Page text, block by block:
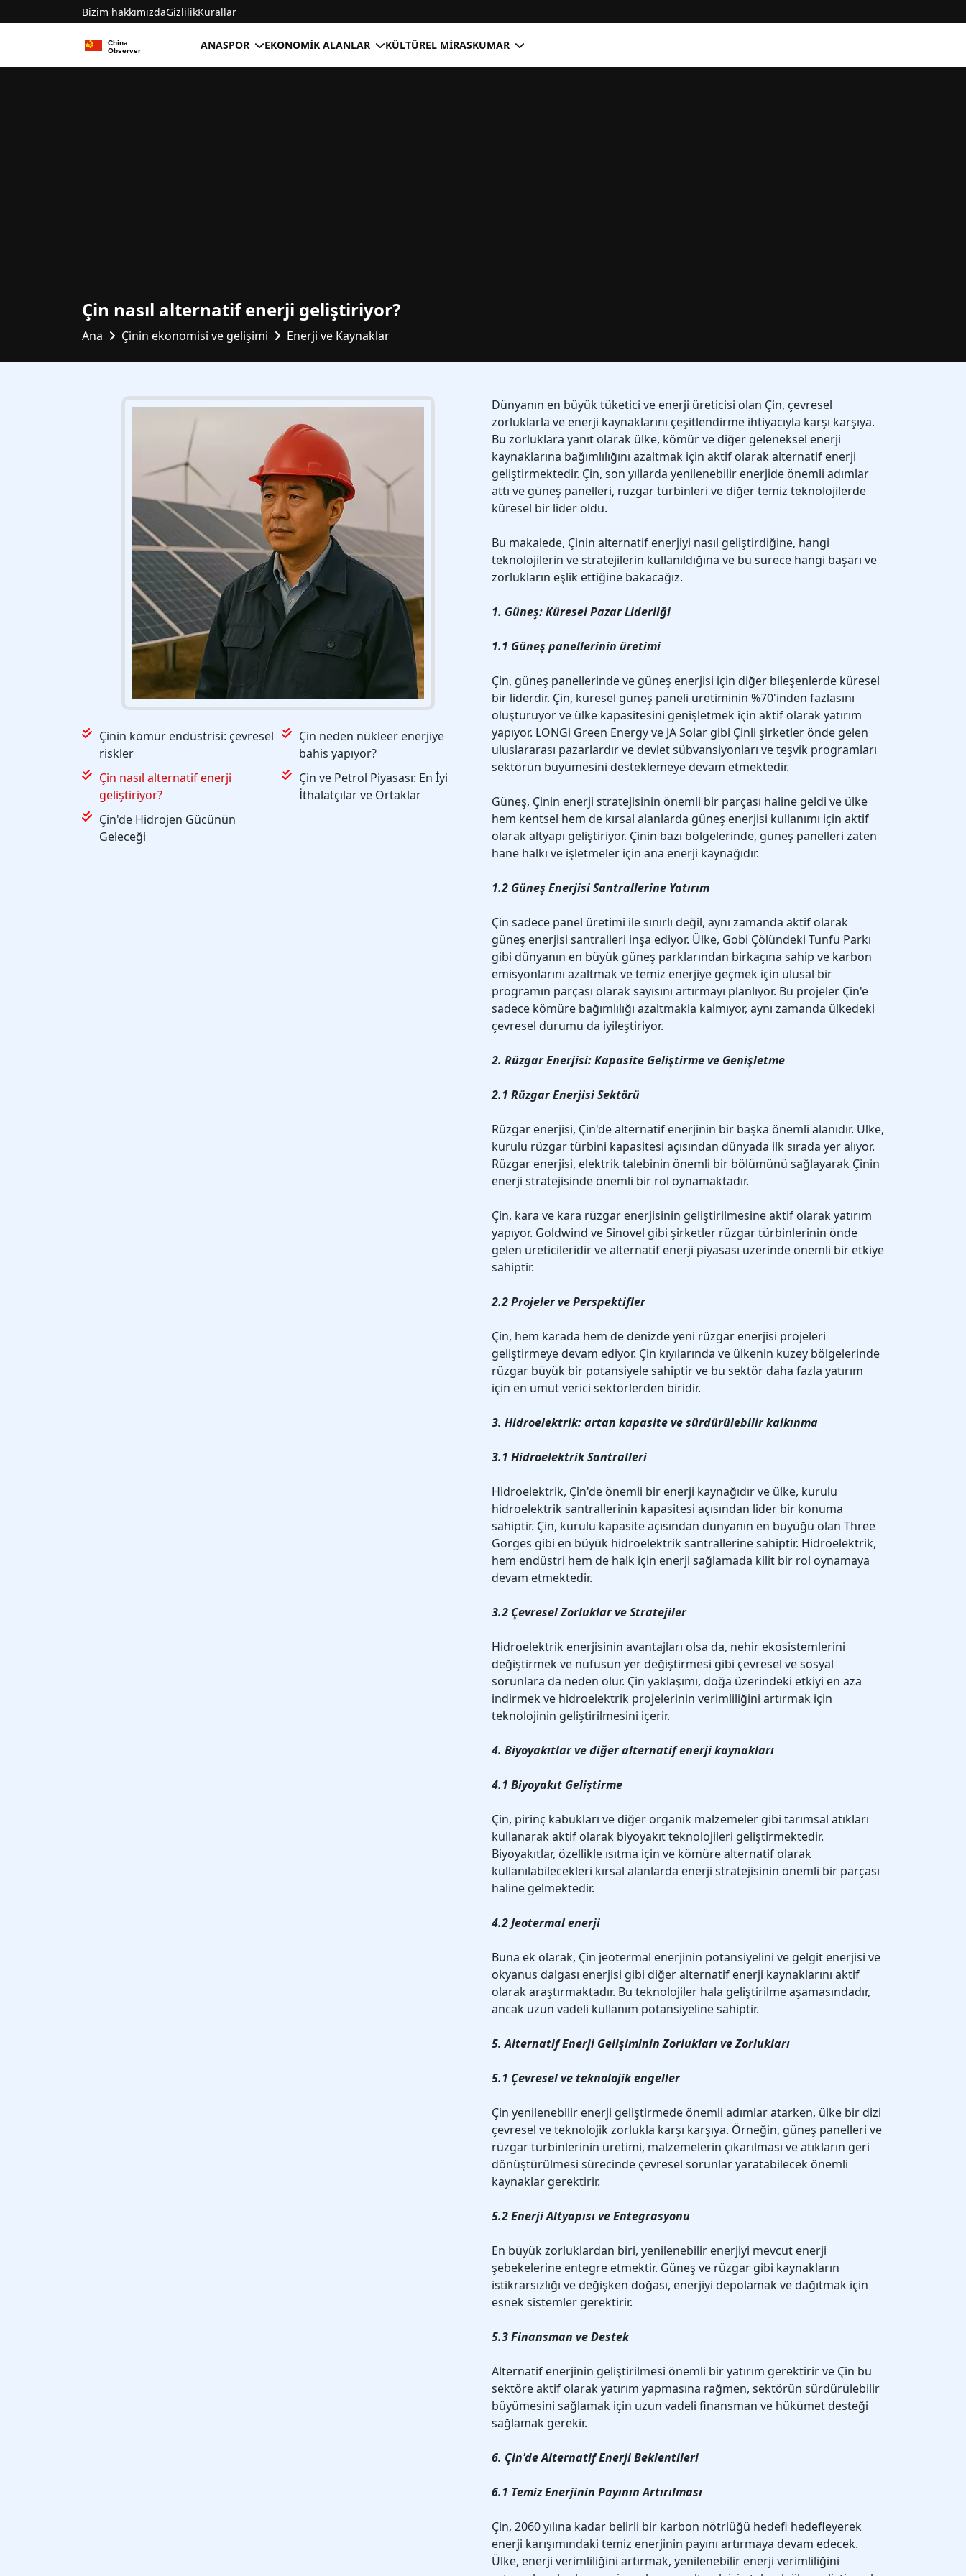
Bizim hakkımızdaGizlilikKurallar
ANASPOR EKONOMIK ALANLAR KÜLTÜREL MIRASKUMAR
Çin nasıl alternatif enerji geliştiriyor?
Ana Çinin ekonomisi ve gelişimi Enerji ve Kaynaklar
Çinin kömür endüstrisi: çevresel
riskler
Çin neden nükleer enerjiye
bahis yapıyor?
Çin nasıl alternatif enerji
geliştiriyor?
Çin ve Petrol Piyasası: En İyi
İthalatçılar ve Ortaklar
Çin'de Hidrojen Gücünün
Geleceği
Dünyanın en büyük tüketici ve enerji üreticisi olan Çin, çevresel
zorluklarla ve enerji kaynaklarını çeşitlendirme ihtiyacıyla karşı karşıya.
Bu zorluklara yanıt olarak ülke, kömür ve diğer geleneksel enerji
kaynaklarına bağımlılığını azaltmak için aktif olarak alternatif enerji
geliştirmektedir. Çin, son yıllarda yenilenebilir enerjide önemli adımlar
attı ve güneş panelleri, rüzgar türbinleri ve diğer temiz teknolojilerde
küresel bir lider oldu.
Bu makalede, Çinin alternatif enerjiyi nasıl geliştirdiğine, hangi
teknolojilerin ve stratejilerin kullanıldığına ve bu sürece hangi başarı ve
zorlukların eşlik ettiğine bakacağız.
1. Güneş: Küresel Pazar Liderliği
1.1 Güneş panellerinin üretimi
Çin, güneş panellerinde ve güneş enerjisi için diğer bileşenlerde küresel
bir liderdir. Çin, küresel güneş paneli üretiminin %70'inden fazlasını
oluşturuyor ve ülke kapasitesini genişletmek için aktif olarak yatırım
yapıyor. LONGi Green Energy ve JA Solar gibi Çinli şirketler önde gelen
uluslararası pazarlardır ve devlet sübvansiyonları ve teşvik programları
sektörün büyümesini desteklemeye devam etmektedir.
Güneş, Çinin enerji stratejisinin önemli bir parçası haline geldi ve ülke
hem kentsel hem de kırsal alanlarda güneş enerjisi kullanımı için aktif
olarak altyapı geliştiriyor. Çinin bazı bölgelerinde, güneş panelleri zaten
hane halkı ve işletmeler için ana enerji kaynağıdır.
1.2 Güneş Enerjisi Santrallerine Yatırım
Çin sadece panel üretimi ile sınırlı değil, aynı zamanda aktif olarak
güneş enerjisi santralleri inşa ediyor. Ülke, Gobi Çölündeki Tunfu Parkı
gibi dünyanın en büyük güneş parklarından birkaçına sahip ve karbon
emisyonlarını azaltmak ve temiz enerjiye geçmek için ulusal bir
programın parçası olarak sayısını artırmayı planlıyor. Bu projeler Çin'e
sadece kömüre bağımlılığı azaltmakla kalmıyor, aynı zamanda ülkedeki
çevresel durumu da iyileştiriyor.
2. Rüzgar Enerjisi: Kapasite Geliştirme ve Genişletme
2.1 Rüzgar Enerjisi Sektörü
Rüzgar enerjisi, Çin'de alternatif enerjinin bir başka önemli alanıdır. Ülke,
kurulu rüzgar türbini kapasitesi açısından dünyada ilk sırada yer alıyor.
Rüzgar enerjisi, elektrik talebinin önemli bir bölümünü sağlayarak Çinin
enerji stratejisinde önemli bir rol oynamaktadır.
Çin, kara ve kara rüzgar enerjisinin geliştirilmesine aktif olarak yatırım
yapıyor. Goldwind ve Sinovel gibi şirketler rüzgar türbinlerinin önde
gelen üreticileridir ve alternatif enerji piyasası üzerinde önemli bir etkiye
sahiptir.
2.2 Projeler ve Perspektifler
Çin, hem karada hem de denizde yeni rüzgar enerjisi projeleri
geliştirmeye devam ediyor. Çin kıyılarında ve ülkenin kuzey bölgelerinde
rüzgar büyük bir potansiyele sahiptir ve bu sektör daha fazla yatırım
için en umut verici sektörlerden biridir.
3. Hidroelektrik: artan kapasite ve sürdürülebilir kalkınma
3.1 Hidroelektrik Santralleri
Hidroelektrik, Çin'de önemli bir enerji kaynağıdır ve ülke, kurulu
hidroelektrik santrallerinin kapasitesi açısından lider bir konuma
sahiptir. Çin, kurulu kapasite açısından dünyanın en büyüğü olan Three
Gorges gibi en büyük hidroelektrik santrallerine sahiptir. Hidroelektrik,
hem endüstri hem de halk için enerji sağlamada kilit bir rol oynamaya
devam etmektedir.
3.2 Çevresel Zorluklar ve Stratejiler
Hidroelektrik enerjisinin avantajları olsa da, nehir ekosistemlerini
değiştirmek ve nüfusun yer değiştirmesi gibi çevresel ve sosyal
sorunlara da neden olur. Çin yaklaşımı, doğa üzerindeki etkiyi en aza
indirmek ve hidroelektrik projelerinin verimliliğini artırmak için
teknolojinin geliştirilmesini içerir.
4. Biyoyakıtlar ve diğer alternatif enerji kaynakları
4.1 Biyoyakıt Geliştirme
Çin, pirinç kabukları ve diğer organik malzemeler gibi tarımsal atıkları
kullanarak aktif olarak biyoyakıt teknolojileri geliştirmektedir.
Biyoyakıtlar, özellikle ısıtma için ve kömüre alternatif olarak
kullanılabilecekleri kırsal alanlarda enerji stratejisinin önemli bir parçası
haline gelmektedir.
4.2 Jeotermal enerji
Buna ek olarak, Çin jeotermal enerjinin potansiyelini ve gelgit enerjisi ve
okyanus dalgası enerjisi gibi diğer alternatif enerji kaynaklarını aktif
olarak araştırmaktadır. Bu teknolojiler hala geliştirilme aşamasındadır,
ancak uzun vadeli kullanım potansiyeline sahiptir.
5. Alternatif Enerji Gelişiminin Zorlukları ve Zorlukları
5.1 Çevresel ve teknolojik engeller
Çin yenilenebilir enerji geliştirmede önemli adımlar atarken, ülke bir dizi
çevresel ve teknolojik zorlukla karşı karşıya. Örneğin, güneş panelleri ve
rüzgar türbinlerinin üretimi, malzemelerin çıkarılması ve atıkların geri
dönüştürülmesi sürecinde çevresel sorunlar yaratabilecek önemli
kaynaklar gerektirir.
5.2 Enerji Altyapısı ve Entegrasyonu
En büyük zorluklardan biri, yenilenebilir enerjiyi mevcut enerji
şebekelerine entegre etmektir. Güneş ve rüzgar gibi kaynakların
istikrarsızlığı ve değişken doğası, enerjiyi depolamak ve dağıtmak için
esnek sistemler gerektirir.
5.3 Finansman ve Destek
Alternatif enerjinin geliştirilmesi önemli bir yatırım gerektirir ve Çin bu
sektöre aktif olarak yatırım yapmasına rağmen, sektörün sürdürülebilir
büyümesini sağlamak için uzun vadeli finansman ve hükümet desteği
sağlamak gerekir.
6. Çin'de Alternatif Enerji Beklentileri
6.1 Temiz Enerjinin Payının Artırılması
Çin, 2060 yılına kadar belirli bir karbon nötrlüğü hedefi hedefleyerek
enerji karışımındaki temiz enerjinin payını artırmaya devam edecek.
Ülke, enerji verimliliğini artırmak, yenilenebilir enerji verimliliğini